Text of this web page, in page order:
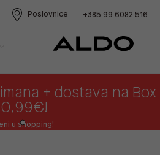
Poslovnice +385 99 6082 516
+ dostava na
0,99€!
u shopping!